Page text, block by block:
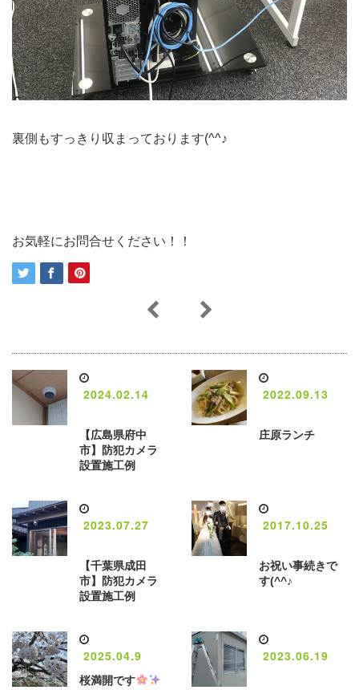
裏側もすっきり収まっております(^^♪
お気軽にお問合せください！！
2024.02.14
【広島県府中
市】防犯カメラ
設置施工例
2022.09.13
庄原ランチ
2023.07.27
【千葉県成田
市】防犯カメラ
設置施工例
2017.10.25
お祝い事続きで
す(^^♪
2025.04.9
桜満開です
2023.06.19